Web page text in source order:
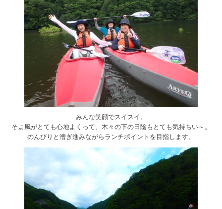
みんな笑顔でスイスイ。
そよ風がとても心地よくって、木々の下の日陰もとても気持ちい～。
のんびりと漕ぎ進みながらランチポイントを目指します。